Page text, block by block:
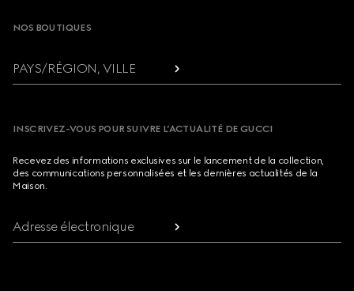
NOS BOUTIQUES
PAYS/RÉGION, VILLE
INSCRIVEZ-VOUS POUR SUIVRE L’ACTUALITÉ DE GUCCI
Recevez des informations exclusives sur le lancement de la collection,
des communications personnalisées et les dernières actualités de la
Maison.
Adresse électronique